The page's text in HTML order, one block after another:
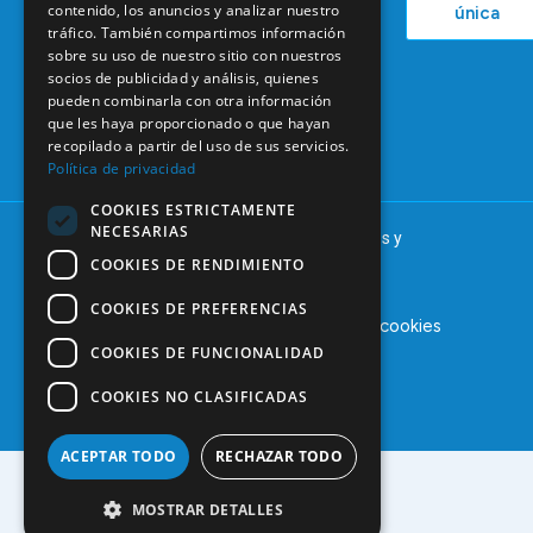
28046
Madrid
91 561 29 05
informacion@coem.org.es
Formación
Continuada
Tablón de
anuncios
Actualidad
única
© 2025 – COEM – Colegio Oficial de Odontólogos y
Estomatólogos de la I región
Aviso legal Política de cookies
contenido, los anuncios y analizar nuestro
tráfico. También compartimos información
sobre su uso de nuestro sitio con nuestros
socios de publicidad y análisis, quienes
pueden combinarla con otra información
que les haya proporcionado o que hayan
recopilado a partir del uso de sus servicios.
Política de privacidad
COOKIES ESTRICTAMENTE
NECESARIAS
COOKIES DE RENDIMIENTO
COOKIES DE PREFERENCIAS
COOKIES DE FUNCIONALIDAD
COOKIES NO CLASIFICADAS
ACEPTAR TODO RECHAZAR TODO
MOSTRAR DETALLES